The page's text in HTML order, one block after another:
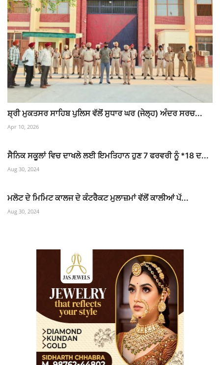
ਸ਼੍ਰੀ ਮੁਕਤਸਰ ਸਾਹਿਬ ਪੁਲਿਸ ਵੱਲੋਂ ਸੁਧਾਰ ਘਰ (ਜੇਲ੍ਹ) ਅੰਦਰ ਸਰਚ...
Apr 10, 2026
ਸੈਨਿਕ ਸਕੂਲਾਂ ਵਿਚ ਦਾਖਲੇ ਲਈ ਇਮਤਿਹਾਨ ਹੁਣ 7 ਫਰਵਰੀ ਨੂੰ *18 ਦ...
Aug 30, 2024
ਮਲੋਟ ਦੇ ਮਿਮਿਟ ਕਾਲਜ ਦੇ ਕੰਟਰੈਕਟ ਮੁਲਾਜ਼ਮਾਂ ਵੱਲੋਂ ਕਾਲੀਆਂ ਪੱ...
Aug 30, 2024